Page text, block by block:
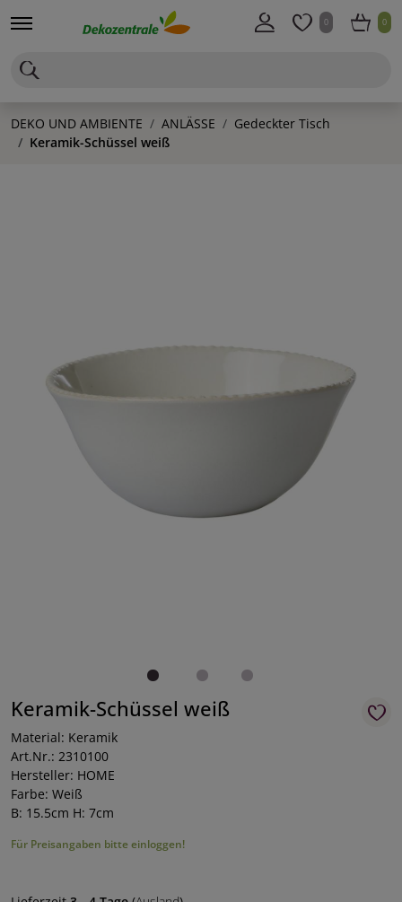
0 0
DEKO UND AMBIENTE ANLÄSSE
Gedeckter Tisch
Keramik-Schüssel weiß
Keramik-Schüssel weiß
Material: Keramik
Art.Nr.: 2310100
Hersteller: HOME
Farbe: Weiß
B: 15.5cm H: 7cm
Für Preisangaben bitte einloggen!